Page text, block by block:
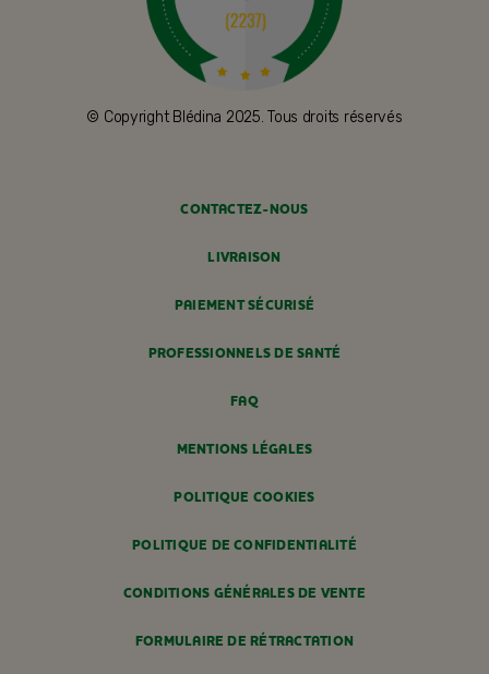
© Copyright Blédina 2025. Tous droits réservés
CONTACTEZ-NOUS
LIVRAISON
PAIEMENT SÉCURISÉ
PROFESSIONNELS DE SANTÉ
FAQ
MENTIONS LÉGALES
POLITIQUE COOKIES
POLITIQUE DE CONFIDENTIALITÉ
CONDITIONS GÉNÉRALES DE VENTE
FORMULAIRE DE RÉTRACTATION